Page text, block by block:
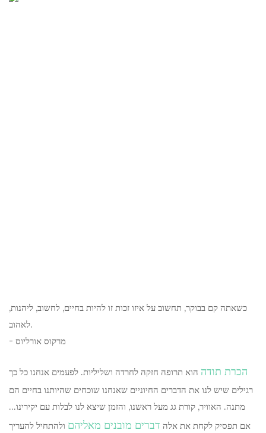
כשאתה קם בבוקר, תחשוב על איזו זכות זו להיות בחיים, לחשוב, ליהנות,
לאהוב.
- מרקוס אורליוס
הכרת תודה הוא תרופה חזקה לחרדה ושליליות. לפעמים אנחנו כל כך
רגילים שיש לנו את הדברים החיוניים שאנחנו שוכחים שהיותנו בחיים הם
מתנה. האוויר, קורת גג מעל ראשנו, והזמן שיצא לנו לבלות עם יקירינו...
אם תפסיק לקחת את אלה דברים מובנים מאליהם ולהתחיל להעריך